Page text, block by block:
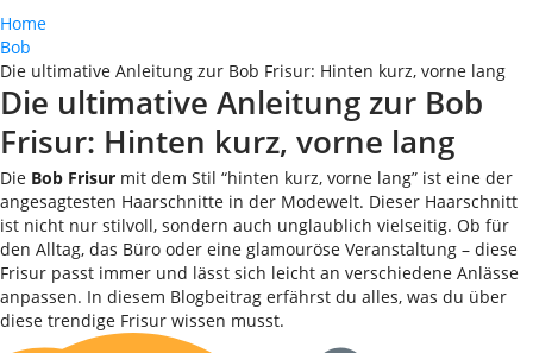
Home
Bob
Die ultimative Anleitung zur Bob Frisur: Hinten kurz, vorne lang
Die ultimative Anleitung zur Bob
Frisur: Hinten kurz, vorne lang
Die Bob Frisur mit dem Stil “hinten kurz, vorne lang” ist eine der
angesagtesten Haarschnitte in der Modewelt. Dieser Haarschnitt
ist nicht nur stilvoll, sondern auch unglaublich vielseitig. Ob für
den Alltag, das Büro oder eine glamouröse Veranstaltung – diese
Frisur passt immer und lässt sich leicht an verschiedene Anlässe
anpassen. In diesem Blogbeitrag erfährst du alles, was du über
diese trendige Frisur wissen musst.